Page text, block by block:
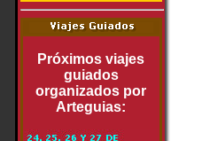
Próximos viajes
guiados
organizados por
Arteguias: